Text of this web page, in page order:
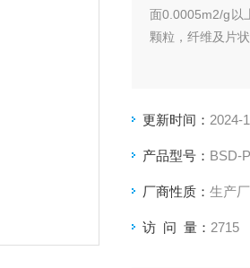
面0.0005m2/g以
颗粒，纤维及片
更新时间： 2024-
产品型号： BSD-
厂商性质： 生产
访 问 量： 2715